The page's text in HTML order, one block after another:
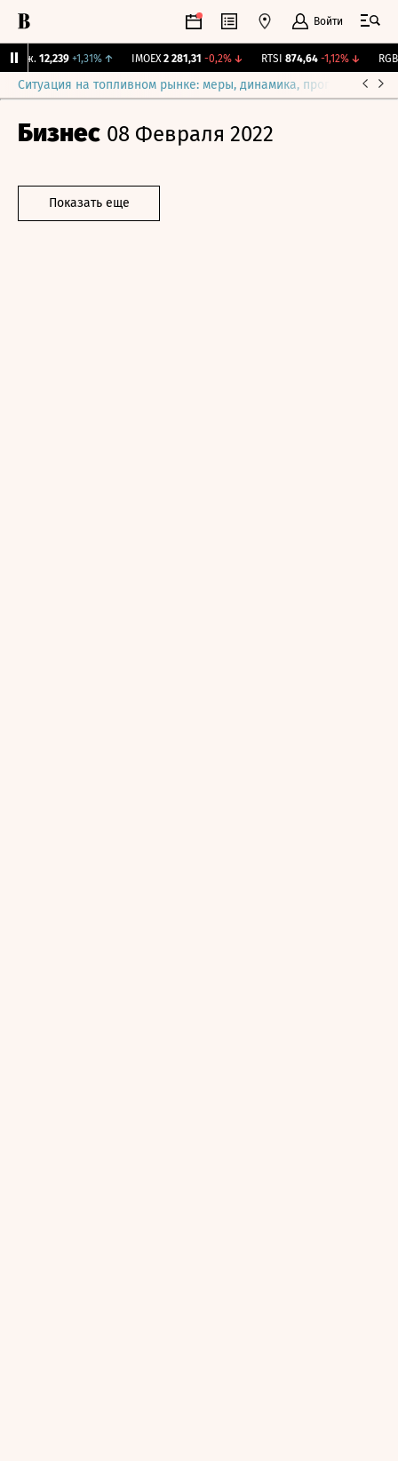
Войти
12,239 +1,31% ↑ IMOEX 2 281,31 -0,2%↓ RTSI 874,64 -1,12%↓ RGBI
Ситуация на топливном рынке: меры, динамика, прогнозы
Бизнес 08 Февраля 2022
Показать еще